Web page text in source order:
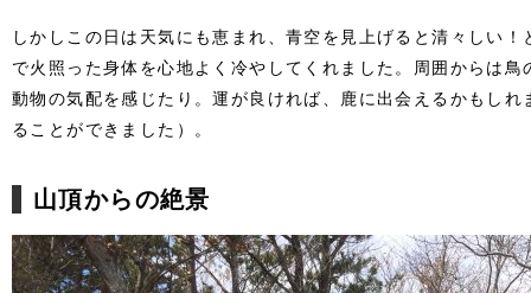
しかしこの日は天気にも恵まれ、青空を見上げると清々しい
で火照った身体を心地よく冷やしてくれました。周囲からは
動物の気配を感じたり。運が良ければ、鹿に出会えるかもし
ることができました）。
山頂からの絶景